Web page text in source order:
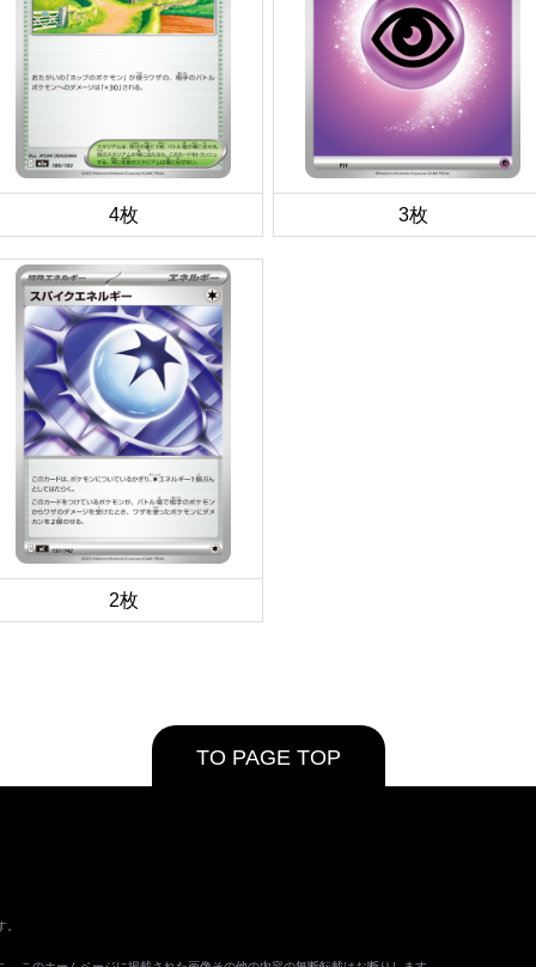
4枚 3枚
2枚
TO PAGE TOP